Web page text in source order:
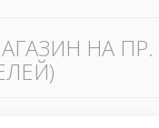
НА ПР.